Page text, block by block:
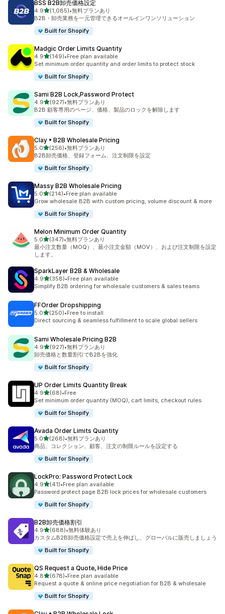
BSS B2B卸売価格設定
4.95つ星中
(1,085)
合計レビュー数：1085件
•無料プランあり
B2B・卸売業務を一元管理できるオールインワンソリューション
Built for Shopify
Madgic Order Limits Quantity
4.95つ星中
(149)
合計レビュー数：149件
•Free plan available
Set minimum order quantity and order limits to protect stock
Built for Shopify
Sami B2B Lock,Password Protect
4.95つ星中
(927)
合計レビュー数：927件
•無料プランあり
B2B 顧客専用のページ、価格、製品のロックを解除します
Built for Shopify
Clay • B2B Wholesale Pricing
5.05つ星中
(256)
合計レビュー数：256件
•無料プランあり
B2B卸売価格、登録フォーム、注文制限を設定
Built for Shopify
Massy B2B Wholesale Pricing
5.05つ星中
(214)
合計レビュー数：214件
•Free plan available
Grow wholesale B2B with custom pricing, volume discount & more
Built for Shopify
Melon Minimum Order Quantity
5.05つ星中
(347)
合計レビュー数：347件
•無料プランあり
最小注文数量（MOQ）、最小注文金額（MOV）、および注文制限を設定
します。
SparkLayer B2B & Wholesale
4.95つ星中
(358)
合計レビュー数：358件
•Free plan available
Simplify B2B ordering for wholesale customers & sales teams
FFOrder Dropshipping
5.05つ星中
(250)
合計レビュー数：250件
•Free to install
Direct sourcing & seamless fulfillment to scale global sellers
Sami Wholesale Pricing B2B
4.95つ星中
(927)
合計レビュー数：927件
•無料プランあり
卸売価格と数量割引でB2Bを強化
Built for Shopify
UP Order Limits Quantity Break
4.95つ星中
(68)
合計レビュー数：68件
•Free
Set minimum order quantity (MOQ), cart limits, checkout rules
Built for Shopify
Avada Order Limits Quantity
5.05つ星中
(268)
合計レビュー数：268件
•無料プランあり
商品、コレクション、顧客、注文の制限ルールを設定する
Built for Shopify
LockPro: Password Protect Lock
4.95つ星中
(41)
合計レビュー数：41件
•Free plan available
Password protect page B2B lock prices for wholesale customers
Built for Shopify
B2B卸売価格割引
4.95つ星中
(688)
合計レビュー数：688件
•無料体験あり
カスタムB2B卸売価格設定で売上を伸ばし、グローバルに販売しましょう
Built for Shopify
QS Request a Quote, Hide Price
4.85つ星中
(678)
合計レビュー数：678件
•Free plan available
Request a quote & online price negotiation for B2B & wholesale
Built for Shopify